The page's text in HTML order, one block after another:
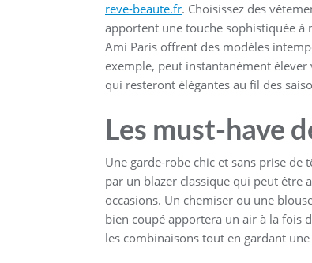
reve-beaute.fr. Choisissez des
apportent une touche sophistiquée à
Ami Paris offrent des modèles
exemple, peut instantanément
qui resteront élégantes au fil des
Les must-have
Une garde-robe chic et sans prise de
par un blazer classique qui peut être
occasions. Un chemiser ou une
bien coupé apportera un air à la fois
les combinaisons tout en gardant